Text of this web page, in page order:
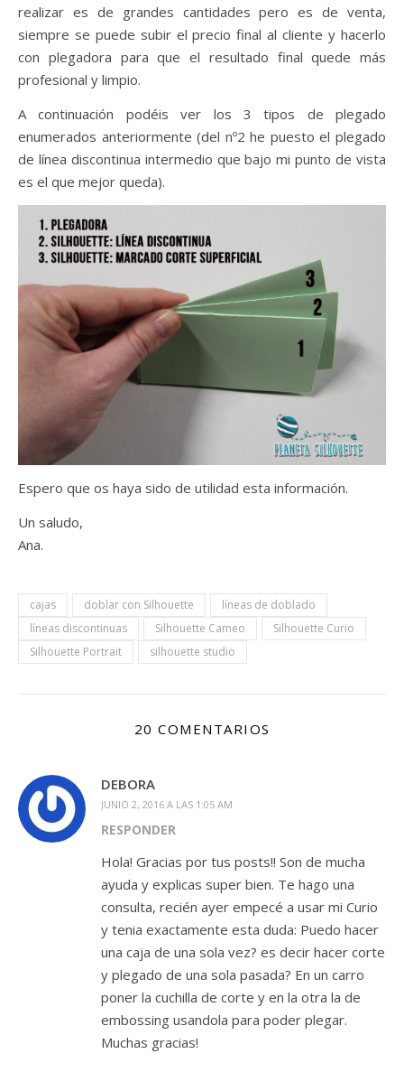
realizar es de grandes cantidades pero es de venta,
siempre se puede subir el precio final al cliente y hacerlo
con plegadora para que el resultado final quede más
profesional y limpio.
A continuación podéis ver los 3 tipos de plegado
enumerados anteriormente (del nº2 he puesto el plegado
de línea discontinua intermedio que bajo mi punto de vista
es el que mejor queda).
Espero que os haya sido de utilidad esta información.
Un saludo,
Ana.
cajas doblar con Silhouette
líneas de doblado
líneas discontinuas
Silhouette Cameo
Silhouette Curio
Silhouette Portrait
silhouette studio
20 COMENTARIOS
DEBORA
JUNIO 2, 2016 A LAS 1:05 AM
RESPONDER
Hola! Gracias por tus posts!! Son de mucha
ayuda y explicas super bien. Te hago una
consulta, recién ayer empecé a usar mi Curio
y tenia exactamente esta duda: Puedo hacer
una caja de una sola vez? es decir hacer corte
y plegado de una sola pasada? En un carro
poner la cuchilla de corte y en la otra la de
embossing usandola para poder plegar.
Muchas gracias!